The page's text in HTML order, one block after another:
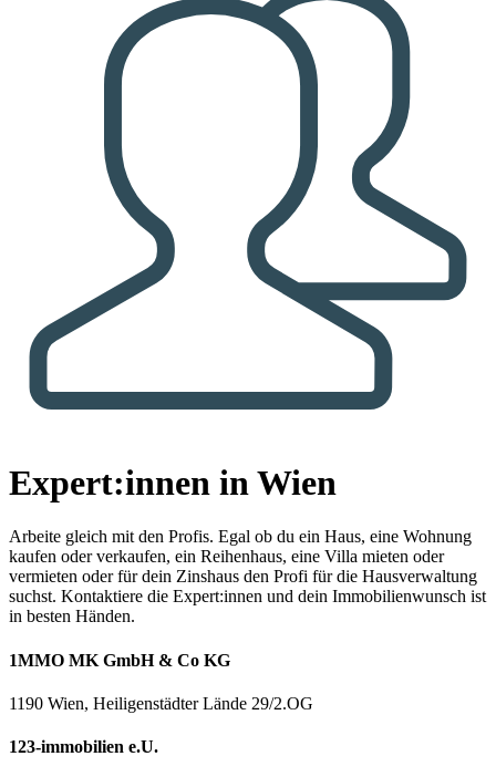
Expert:innen in Wien
Arbeite gleich mit den Profis. Egal ob du ein Haus, eine Wohnung
kaufen oder verkaufen, ein Reihenhaus, eine Villa mieten oder
vermieten oder für dein Zinshaus den Profi für die Hausverwaltung
suchst. Kontaktiere die Expert:innen und dein Immobilienwunsch ist
in besten Händen.
1MMO MK GmbH & Co KG
1190 Wien, Heiligenstädter Lände 29/2.OG
123-immobilien e.U.